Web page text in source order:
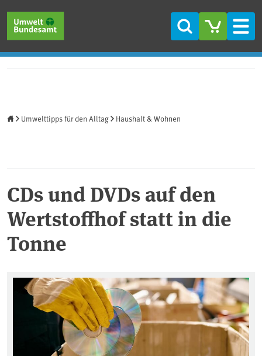
Suche
Umwelttipps für den Alltag Haushalt & Wohnen
CDs und DVDs auf den
Wertstoffhof statt in die
Tonne